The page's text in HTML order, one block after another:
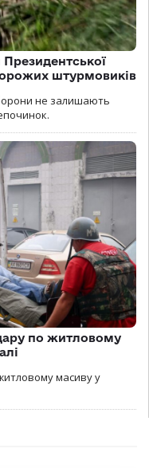
штурмовиків
не залишають
по житловому
масиву у